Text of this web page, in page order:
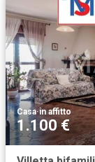
Casa·in affitto
1.100 €